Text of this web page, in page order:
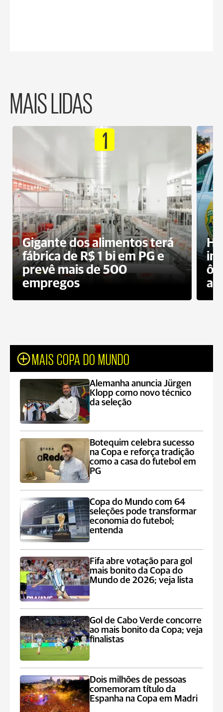
MAIS LIDAS
1
Gigante dos alimentos terá
fábrica de R$ 1 bi em PG e
prevê mais de 500
empregos
MAIS COPA DO MUNDO
Alemanha anuncia Jürgen
Klopp como novo técnico
da seleção
Botequim celebra sucesso
na Copa e reforça tradição
como a casa do futebol em
PG
Copa do Mundo com 64
seleções pode transformar
economia do futebol;
entenda
Fifa abre votação para gol
mais bonito da Copa do
Mundo de 2026; veja lista
Gol de Cabo Verde concorre
ao mais bonito da Copa; veja
finalistas
Dois milhões de pessoas
comemoram título da
Espanha na Copa em Madri